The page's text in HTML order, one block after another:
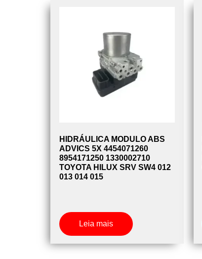
HIDRÁULICA MODULO ABS
ADVICS 5X 4454071260
8954171250 1330002710
TOYOTA HILUX SRV SW4 012
013 014 015
Leia mais